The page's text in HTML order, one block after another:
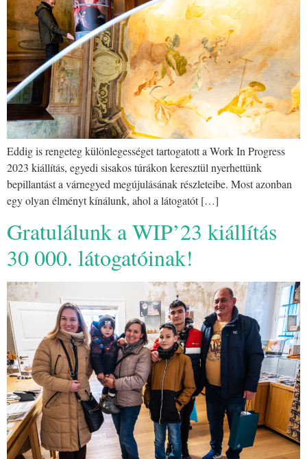
Eddig is rengeteg különlegességet tartogatott a Work In Progress
2023 kiállítás, egyedi sisakos túrákon keresztül nyerhettünk
bepillantást a várnegyed megújulásának részleteibe. Most azonban
egy olyan élményt kínálunk, ahol a látogatót […]
Gratulálunk a WIP’23 kiállítás
30 000. látogatóinak!